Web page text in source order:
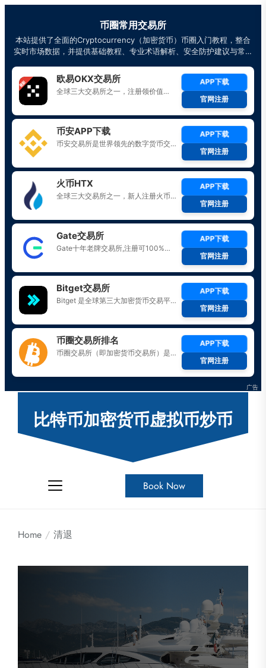
比特币加密货币虚拟币炒币
Book Now
Home 清退